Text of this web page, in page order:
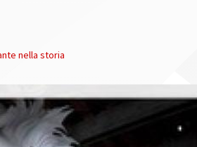
nella storia